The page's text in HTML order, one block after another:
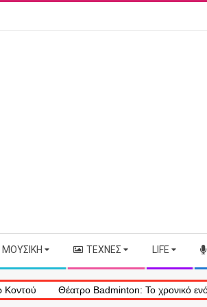
ΜΟΥΣΙΚΉ ΤΈΧΝΕΣ LIFE
Θέατρο Badminton: Το χρονικό ενός